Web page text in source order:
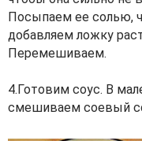
Посыпаем ее солью,
добавляем ложку
Перемешиваем.
4.Готовим соус. В
смешиваем соевый